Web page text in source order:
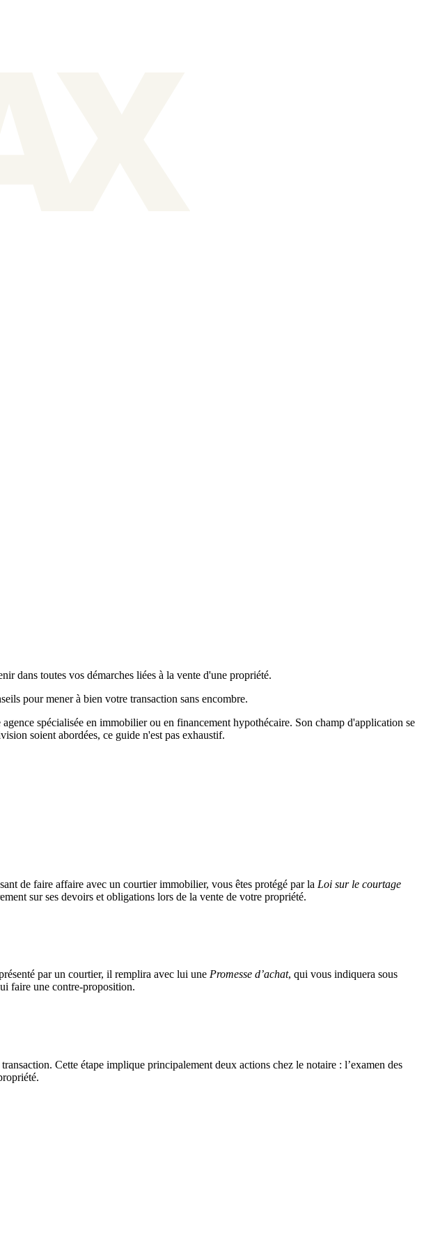
dans toutes vos démarches liées à la vente d'une propriété.
pour mener à bien votre transaction sans encombre.
spécialisée en immobilier ou en financement hypothécaire. Son champ d'application se
soient abordées, ce guide n'est pas exhaustif.
de faire affaire avec un courtier immobilier, vous êtes protégé par la Loi sur le courtage
sur ses devoirs et obligations lors de la vente de votre propriété.
par un courtier, il remplira avec lui une Promesse d’achat, qui vous indiquera sous
faire une contre-proposition.
Cette étape implique principalement deux actions chez le notaire : l’examen des